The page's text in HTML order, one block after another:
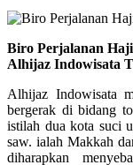
Biro Perjalanan
Alhijaz Indowisata
Alhijaz Indowisata
bergerak di bidang
istilah dua kota suci
saw. ialah Makkah
diharapkan